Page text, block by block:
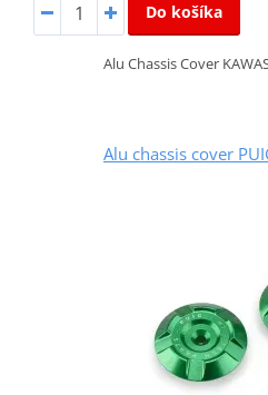
Do košíka
Alu Chassis Cover
Alu chassis cover